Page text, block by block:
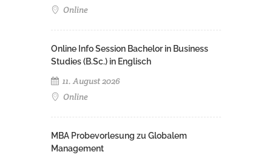
Online
Online Info Session Bachelor in Business
Studies (B.Sc.) in Englisch
11. August 2026
Online
MBA Probevorlesung zu Globalem
Management